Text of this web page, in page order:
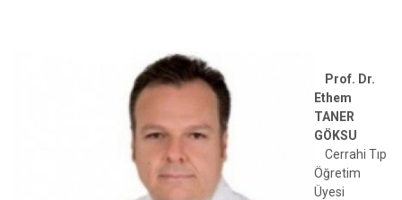
Prof. Dr.
Ethem
TANER
GÖKSU
Cerrahi Tıp
Öğretim
Üyesi